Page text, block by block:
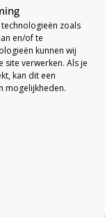
zoals
en/of te
kunnen wij
site verwerken. Als je
kan dit een
mogelijkheden.
lange
te maken
Het
opgenomen
de geestelijke
zo
loopt de